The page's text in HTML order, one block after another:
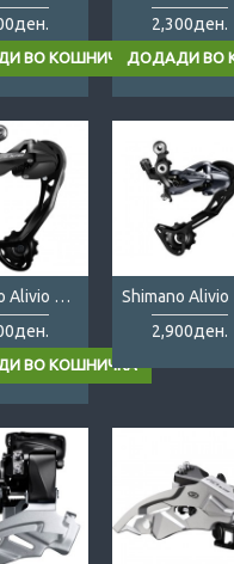
2,300ден.
Shimano Alivio M3100 9sp SGS
2,900ден.